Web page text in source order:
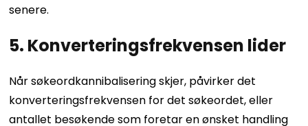
senere.
5. Konverteringsfrekvensen lider
Når søkeordkannibalisering skjer, påvirker det
konverteringsfrekvensen for det søkeordet, eller
antallet besøkende som foretar en ønsket handling